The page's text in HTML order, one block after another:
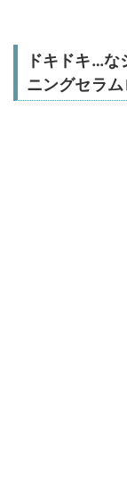
ドキドキ…
ニングセラ